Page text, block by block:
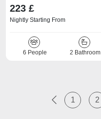
223 £
Nightly Starting From
6 People 2 Bathroom
1 2